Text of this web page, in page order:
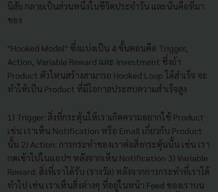
นิสัย กลายเป็นส่วนหนึ่งในชีวิตประจำวัน และนั่นคือที่มา
ของ
"Hooked Model" ซึ่งแบ่งเป็น 4 ขั้นตอนคือ Trigger,
Action, Variable Reward และ Investment ชึ่งถ้า
Product ตัวไหนสร้างสามารถ Hooked Loop ได้สำเร็จ จะ
ทำให้เป็น Product ที่มีโอกาสประสบความสำเร็จสูง
1) Trigger: สิ่งที่กระตุ้นให้เราเกิดความอยากใช้ Product
เช่น เราเห็น Notification หรือ Email เกี่ยวกับ Product
นั้น 2) Action: การกระทำของเราต่อสิ่งกระตุ้นนั้น เช่น เรา
กดเข้าไปในแอปฯ หลังจากเห็น Notification 3) Variable
Reward: สิ่งที่เราได้รับ (รางวัล) หลังจากการกระทำที่เราได้
ทำไป เช่น เราเห็นสิ่งต่างๆ ที่อยู่ในหน้า Feed ของเราบน